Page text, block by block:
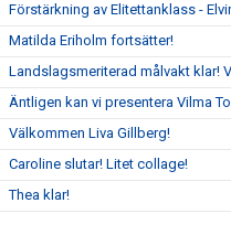
Förstärkning av Elitettanklass -
Matilda Eriholm fortsätter!
Landslagsmeriterad målvakt klar!
Äntligen kan vi presentera Vilma
Välkommen Liva Gillberg!
Caroline slutar! Litet collage!
Thea klar!